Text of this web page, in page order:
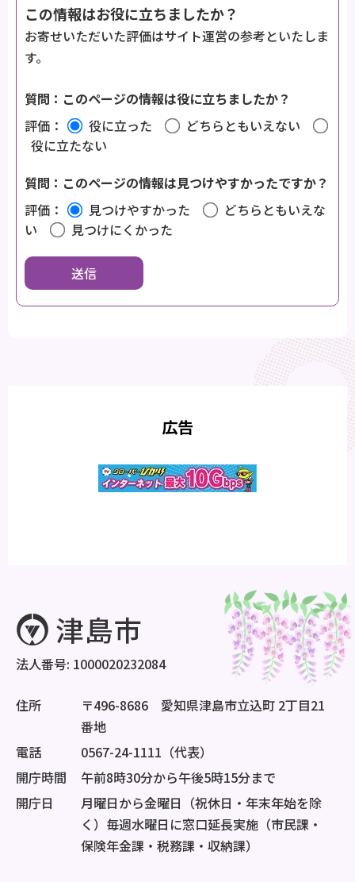
この情報はお役に立ちましたか？
お寄せいただいた評価はサイト運営の参考といたしま
す。
質問：このページの情報は役に立ちましたか？
評価：
役に立った
どちらともいえない
役に立たない
質問：このページの情報は見つけやすかったですか？
評価：
見つけやすかった
どちらともいえな
い
見つけにくかった
広告
法人番号: 1000020232084
住所
〒496-8686 愛知県津島市立込町 2丁目21
番地
電話
0567-24-1111（代表）
開庁時間
午前8時30分から午後5時15分まで
開庁日
月曜日から金曜日（祝休日・年末年始を除
く）毎週水曜日に窓口延長実施（市民課・
保険年金課・税務課・収納課）